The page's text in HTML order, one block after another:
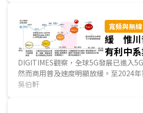
寬頻與無線
緩 惟川
有利中
場
DIGITIMES觀察，全球5G發展已進入
然而商用普及速度明顯放緩。至2024
5G商轉網路數量、5G用戶數年成長率、
吳伯軒